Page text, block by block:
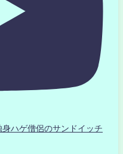
ハゲ僧侶のサンドイッチ